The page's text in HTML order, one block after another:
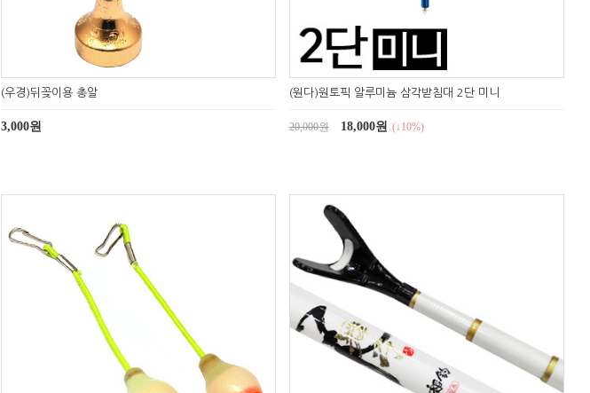
(우경)뒤꽂이용 총알
3,000원
(원다)원토픽 알루미늄 삼각받침대 2단 미니
20,000원 18,000원 (↓10%)